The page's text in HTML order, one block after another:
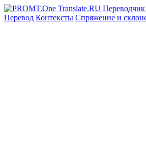
Перевод Контексты Спряжение и